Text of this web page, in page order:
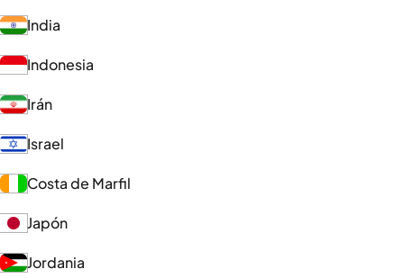
India
Indonesia
Irán
Israel
Costa de Marfil
Japón
Jordania